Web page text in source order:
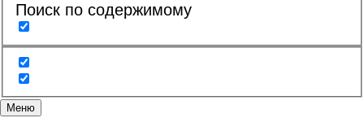
Поиск по содержимому
Меню